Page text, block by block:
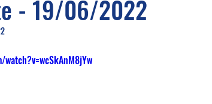
- 19/06/2022